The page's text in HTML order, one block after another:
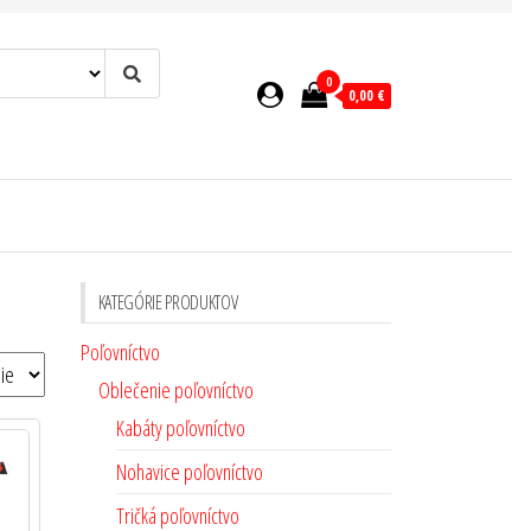
0
0,00 €
KATEGÓRIE PRODUKTOV
Poľovníctvo
Oblečenie poľovníctvo
Kabáty poľovníctvo
Nohavice poľovníctvo
Tričká poľovníctvo